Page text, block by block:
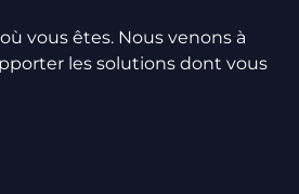
vous êtes. Nous venons à
les solutions dont vous